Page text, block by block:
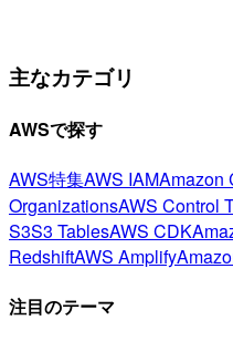
主なカテゴリ
AWSで探す
AWS特集AWS IAMAmazon
OrganizationsAWS Control
S3S3 TablesAWS CDK
RedshiftAWS Amplify
注目のテーマ